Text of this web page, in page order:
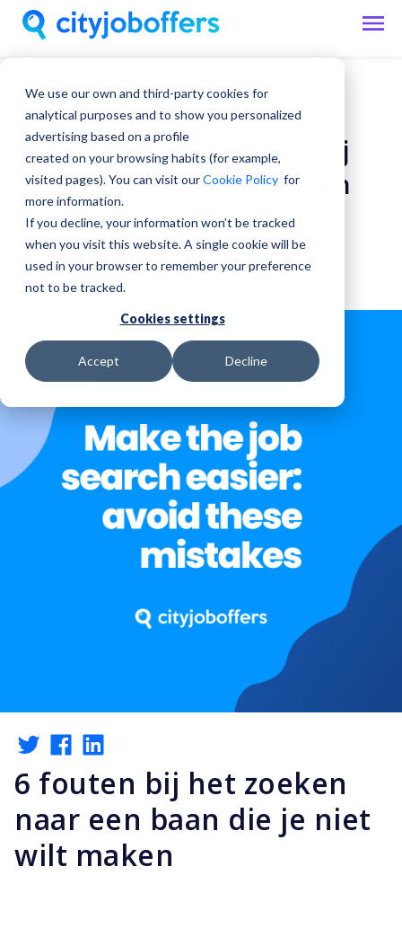
We use our own and third-party cookies for
analytical purposes and to show you personalized
advertising based on a profile
created on your browsing habits (for example,
visited pages). You can visit ourCookie Policy for
more information.
If you decline, your information won’t be tracked
when you visit this website. A single cookie will be
used in your browser to remember your preference
not to be tracked.
Cookies settings
Accept Decline
6 Veelgemaakte Fouten Bij
Het Zoeken Naar Een Baan
En Hoe Je Ze Vermijdt
City Job Offers
26 september, 2024
6 fouten bij het zoeken
naar een baan die je niet
wilt maken